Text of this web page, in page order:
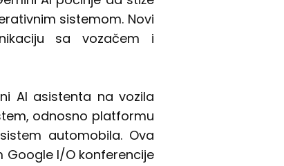
sistemom. Novi
sa vozačem i
AI asistenta na vozila
odnosno platformu
automobila. Ova
I/O konferencije